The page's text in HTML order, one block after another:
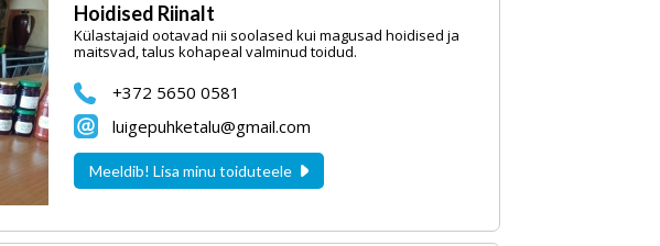
Hoidised Riinalt
Külastajaid ootavad nii soolased kui magusad hoidised ja
maitsvad, talus kohapeal valminud toidud.
+372 5650 0581
luigepuhketalu@gmail.com
Meeldib! Lisa minu toiduteele